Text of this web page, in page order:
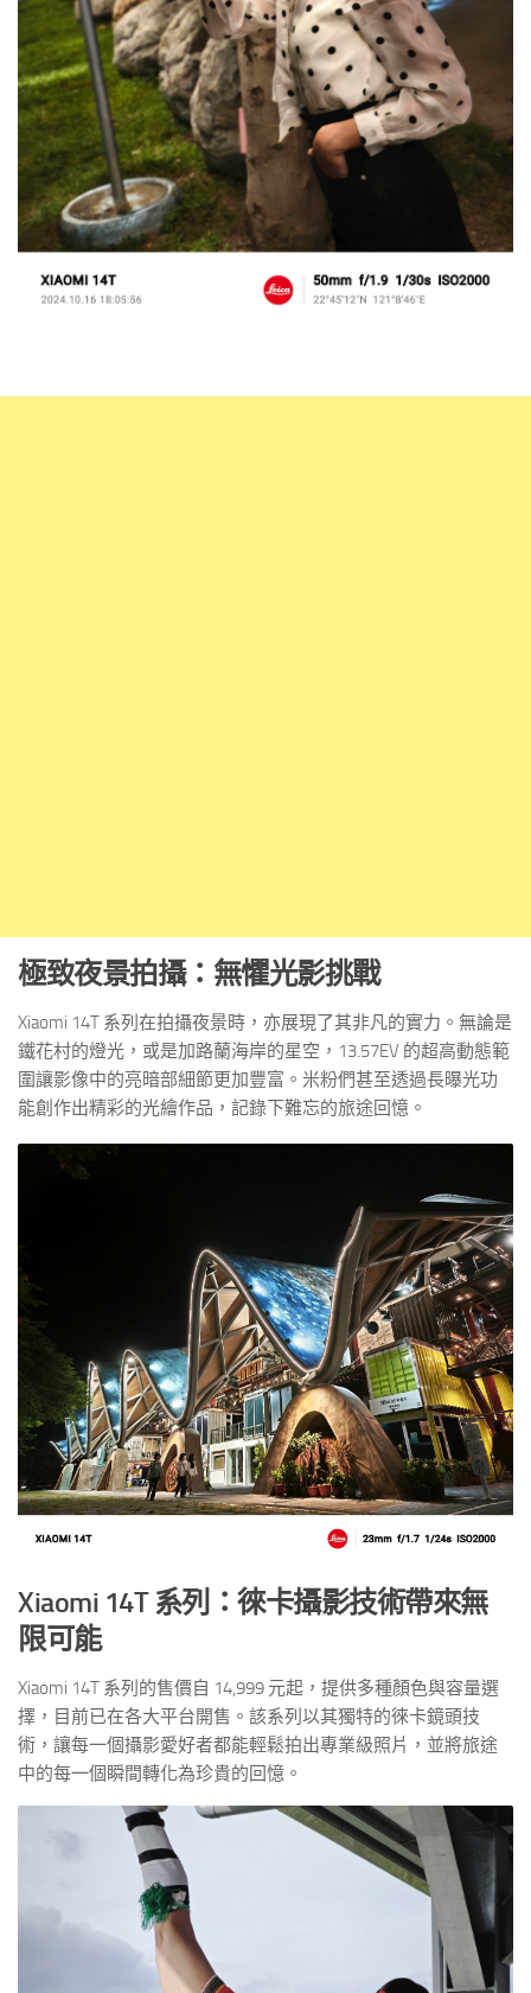
極致夜景拍攝：無懼光影挑戰
Xiaomi 14T 系列在拍攝夜景時，亦展現了其非凡的實力。無論是
鐵花村的燈光，或是加路蘭海岸的星空，13.57EV 的超高動態範
圍讓影像中的亮暗部細節更加豐富。米粉們甚至透過長曝光功
能創作出精彩的光繪作品，記錄下難忘的旅途回憶。
Xiaomi 14T 系列：徠卡攝影技術帶來無
限可能
Xiaomi 14T 系列的售價自 14,999 元起，提供多種顏色與容量選
擇，目前已在各大平台開售。該系列以其獨特的徠卡鏡頭技
術，讓每一個攝影愛好者都能輕鬆拍出專業級照片，並將旅途
中的每一個瞬間轉化為珍貴的回憶。